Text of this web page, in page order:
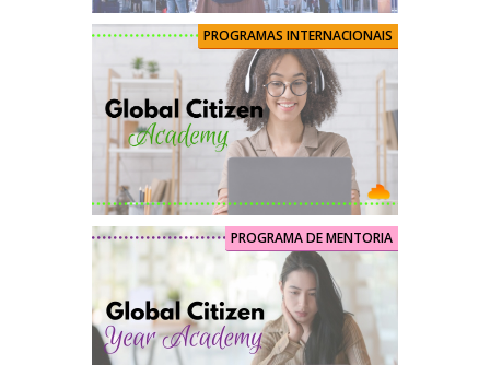
PROGRAMAS INTERNACIONAIS
PROGRAMA DE MENTORIA